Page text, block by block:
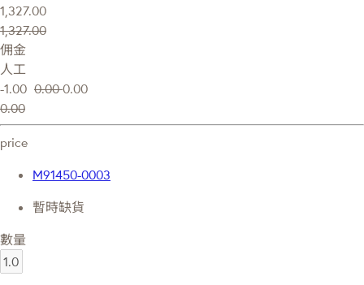
1,327.00
1,327.00
佣金
人工
-1.00 0.000.00
0.00
price
M91450-0003
暫時缺貨
數量